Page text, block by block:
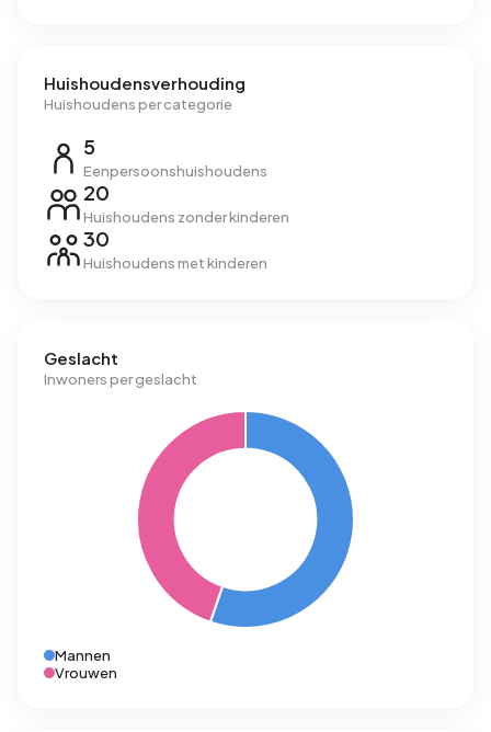
Huishoudensverhouding
Huishoudens per categorie
5
Eenpersoonshuishoudens
20
Huishoudens zonder kinderen
30
Huishoudens met kinderen
Geslacht
Inwoners per geslacht
Mannen
Vrouwen